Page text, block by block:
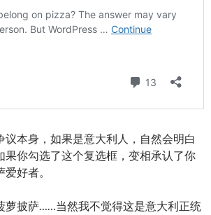
议本身，如果是意大利人，自然会明白
果你勾选了这个复选框，变相承认了你
好者。
萝披萨……当然我不觉得这是意大利正统